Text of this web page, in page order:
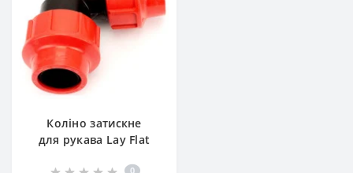
Коліно затискне
для рукава Lay Flat
0